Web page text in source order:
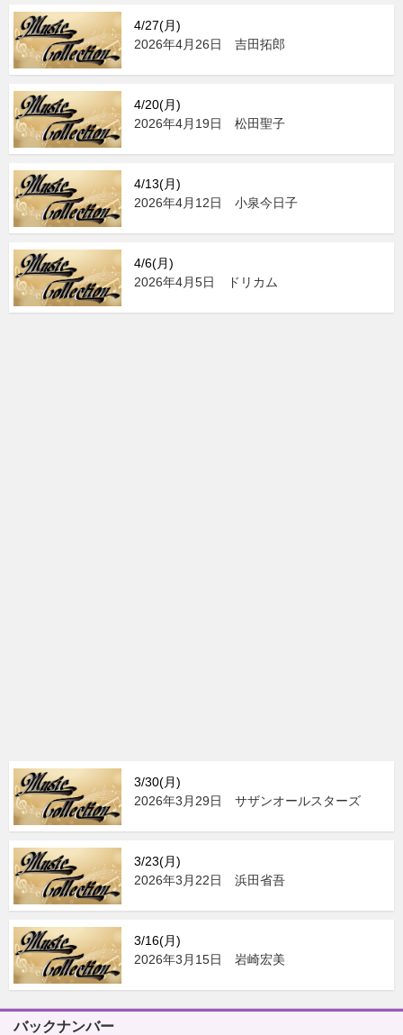
4/27(月)
2026年4月26日 吉田拓郎
4/20(月)
2026年4月19日 松田聖子
4/13(月)
2026年4月12日 小泉今日子
4/6(月)
2026年4月5日 ドリカム
3/30(月)
2026年3月29日 サザンオールスターズ
3/23(月)
2026年3月22日 浜田省吾
3/16(月)
2026年3月15日 岩崎宏美
バックナンバー